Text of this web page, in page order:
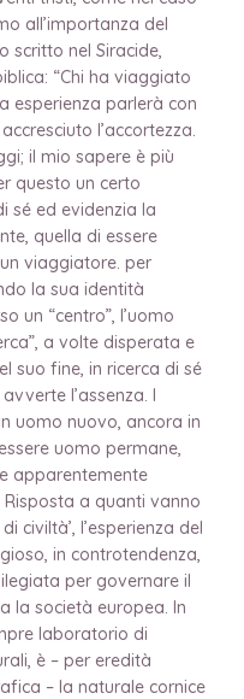
all’importanza del
scritto nel Siracide,
“Chi ha viaggiato
esperienza parlerà con
l’accortezza.
il mio sapere è più
questo un certo
sé ed evidenzia la
quella di essere
viaggiatore. per
la sua identità
un “centro”, l’uomo
a volte disperata e
suo fine, in ricerca di sé
l’assenza. I
uomo nuovo, ancora in
uomo permane,
apparentemente
a quanti vanno
civiltà’, l’esperienza del
in controtendenza,
per governare il
la società europea. In
laboratorio di
è – per eredità
– la naturale cornice